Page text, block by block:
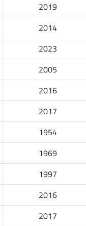
2019
2014
2023
2005
2016
2017
1954
1969
1997
2016
2017